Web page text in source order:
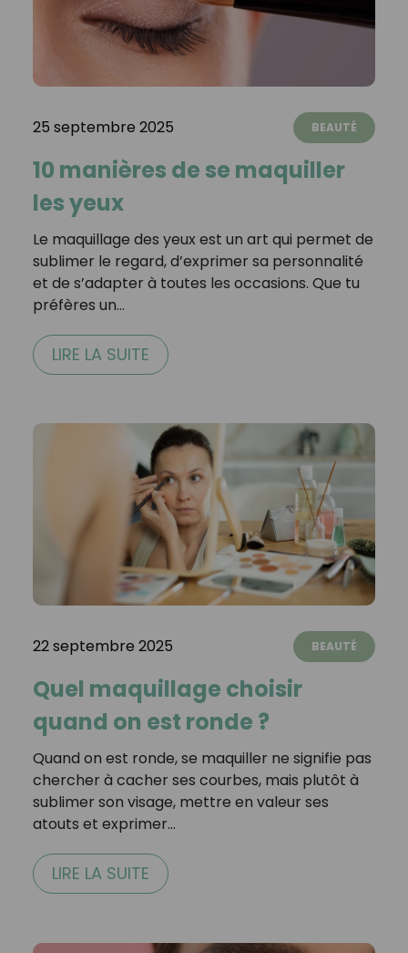
25 septembre 2025 BEAUTÉ
10 manières de se maquiller
les yeux
Le maquillage des yeux est un art qui permet de
sublimer le regard, d’exprimer sa personnalité
et de s’adapter à toutes les occasions. Que tu
préfères un…
LIRE LA SUITE
22 septembre 2025 BEAUTÉ
Quel maquillage choisir
quand on est ronde ?
Quand on est ronde, se maquiller ne signifie pas
chercher à cacher ses courbes, mais plutôt à
sublimer son visage, mettre en valeur ses
atouts et exprimer…
LIRE LA SUITE